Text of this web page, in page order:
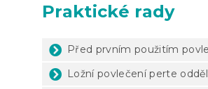
Praktické rady
Před prvním použitím
Ložní povlečení perte